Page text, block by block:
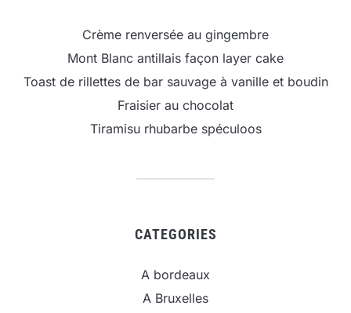
Crème renversée au gingembre
Mont Blanc antillais façon layer cake
Toast de rillettes de bar sauvage à vanille et boudin
Fraisier au chocolat
Tiramisu rhubarbe spéculoos
CATEGORIES
A bordeaux
A Bruxelles